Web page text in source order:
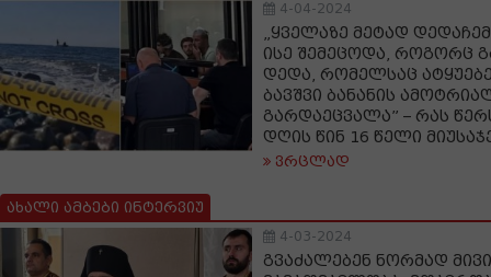
4-04-2024
„ყველაზე მეტად
ისე შემეცოდა, როგორც
დედა, რომელსაც
ბავშვი ბანანის
გარდაეცვალა” – რას
დღის წინ 16 წელი
ვრცლად
ახალი ამბები ინტერვიუ
4-03-2024
გვაძალებენ ნორმად